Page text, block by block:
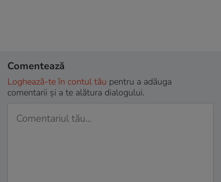
Comentează
Loghează-te în contul tău pentru a adăuga
comentarii și a te alătura dialogului.